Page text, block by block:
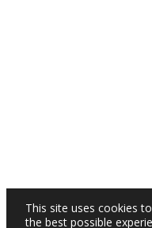
This site uses cookies
the best possible